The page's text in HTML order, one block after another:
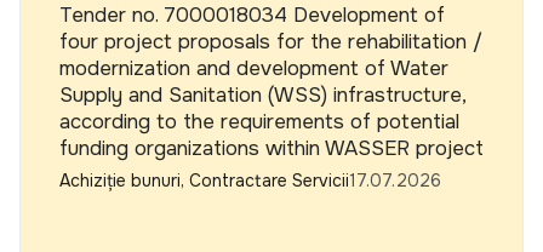
Tender no. 7000018034 Development of
four project proposals for the rehabilitation /
modernization and development of Water
Supply and Sanitation (WSS) infrastructure,
according to the requirements of potential
funding organizations within WASSER project
Achiziție bunuri, Contractare Servicii17.07.2026